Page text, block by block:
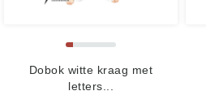
Dobok witte kraag met
letters...